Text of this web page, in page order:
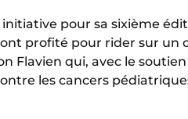
pour sa sixième
profité pour rider sur un
Flavien qui, avec le
les cancers